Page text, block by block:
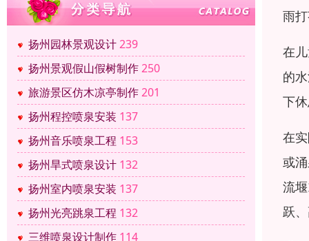
扬州园林景观设计239
扬州景观假山假树制作250
旅游景区仿木凉亭制作201
扬州程控喷泉安装 137
扬州音乐喷泉工程 153
扬州旱式喷泉设计 132
扬州室内喷泉安装 137
扬州光亮跳泉工程 132
三维喷泉设计制作 114
雨
在
的
下
在
或
流
跃